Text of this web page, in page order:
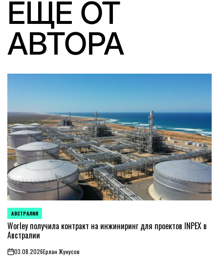
ЕЩЕ ОТ
АВТОРА
ОПУБЛИКОВАНО
В
АВСТРАЛИЯ
Worley получила контракт на инжиниринг для проектов INPEX в
Австралии
on03.08.2026Ерлан Жунусов